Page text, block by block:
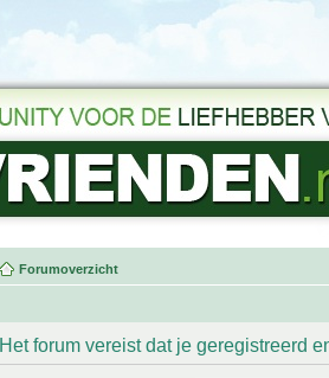
Forumoverzicht
Het forum vereist dat je geregistreerd